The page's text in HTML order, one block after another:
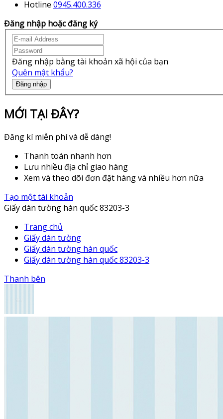
Hotline 0945.400.336
Đăng nhập hoặc đăng ký
Đăng nhập bằng tài khoản xã hội của bạn
Quên mật khẩu?
Đăng nhập
MỚI TẠI ĐÂY?
Đăng kí miễn phí và dễ dàng!
Thanh toán nhanh hơn
Lưu nhiều địa chỉ giao hàng
Xem và theo dõi đơn đặt hàng và nhiều hơn nữa
Tạo một tài khoản
Giấy dán tường hàn quốc 83203-3
Trang chủ
Giấy dán tường
Giấy dán tường hàn quốc
Giấy dán tường hàn quốc 83203-3
Thanh bên